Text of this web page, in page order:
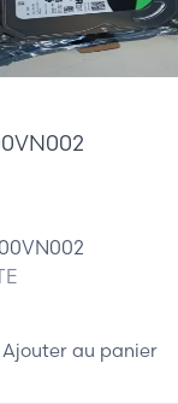
Ajouter au panier